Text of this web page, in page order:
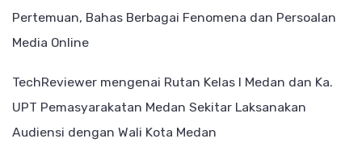
Pertemuan, Bahas Berbagai Fenomena dan Persoalan
Media Online
TechReviewer mengenai Rutan Kelas I Medan dan Ka.
UPT Pemasyarakatan Medan Sekitar Laksanakan
Audiensi dengan Wali Kota Medan